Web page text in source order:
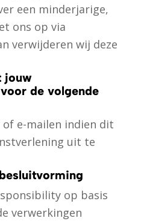
een minderjarige,
ons op via
verwijderen wij deze
jouw
de volgende
of e-mailen indien dit
uit te
op basis
verwerkingen